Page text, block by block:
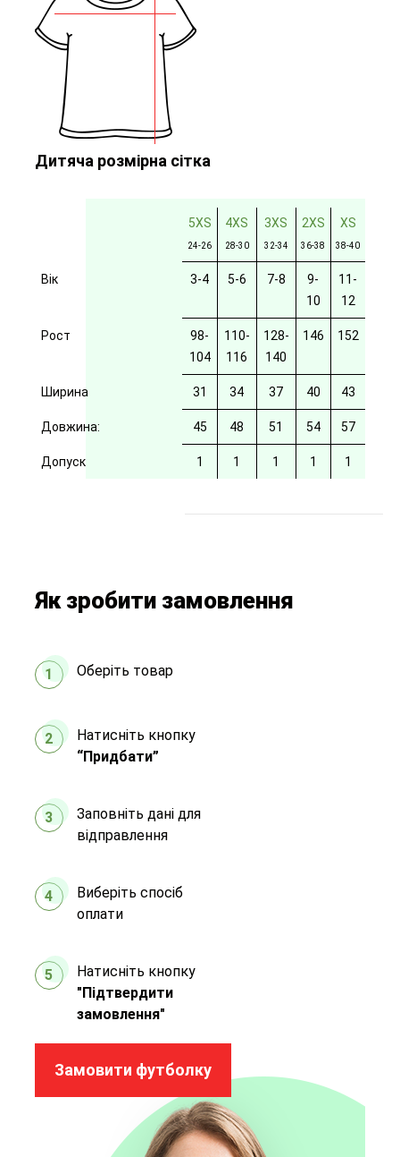
Дитяча розмірна сітка
5XS
24-26
4XS
28-30
3XS
32-34
2XS
36-38
XS
38-40
Вік 3-4 5-6 7-8
9-
10
11-
12
Рост
98-
104
110-
116
128-
140
146 152
Ширина 31 34 37 40 43
Довжина: 45 48 51 54 57
Допуск 1 1 1 1 1
Як зробити замовлення
1 Оберіть товар
2
Натисніть кнопку
“Придбати”
3
Заповніть дані для
відправлення
4
Виберіть спосіб
оплати
5
Натисніть кнопку
"Підтвердити
замовлення"
Замовити футболку